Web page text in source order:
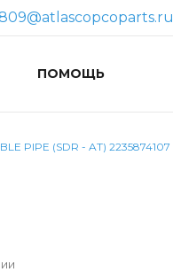
ПОМОЩЬ
PIPE (SDR - AT) 2235874107